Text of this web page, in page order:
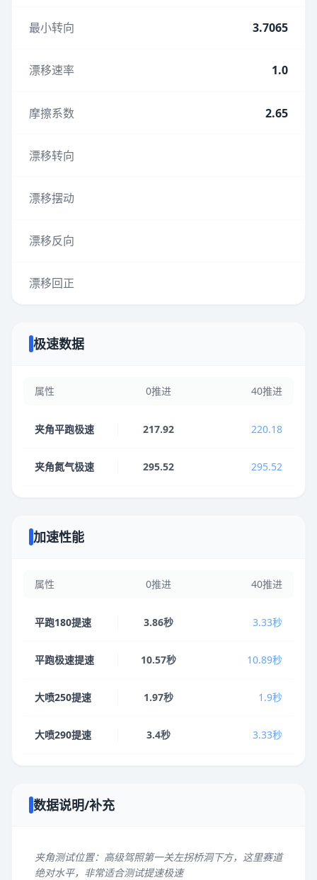
最小转向 3.7065
漂移速率 1.0
摩擦系数 2.65
漂移转向
漂移摆动
漂移反向
漂移回正
极速数据
属性 0推进 40推进
夹角平跑极速 217.92 220.18
夹角氮气极速 295.52 295.52
加速性能
属性 0推进 40推进
平跑180提速 3.86秒 3.33秒
平跑极速提速 10.57秒 10.89秒
大喷250提速 1.97秒 1.9秒
大喷290提速 3.4秒 3.33秒
数据说明/补充
夹角测试位置：高级驾照第一关左拐桥洞下方，这里赛道
绝对水平，非常适合测试提速极速